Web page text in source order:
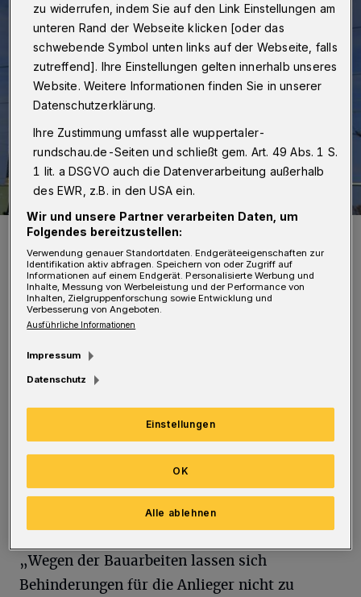
Symbolbild.
Foto: Reginal
Z uerst werden beschädigte
Asphaltbereiche abgefräst und
reguliert. Anschließend wird der Abschnitt mit
Arbeiten dauern voraussichtlich zwei Tage,
wenn das Wetter mitspielt.
„Wegen der Bauarbeiten lassen sich
Behinderungen für die Anlieger nicht zu
zu widerrufen, indem Sie auf den Link Einstellungen am
unteren Rand der Webseite klicken [oder das
schwebende Symbol unten links auf der Webseite, falls
zutreffend]. Ihre Einstellungen gelten innerhalb unseres
Website. Weitere Informationen finden Sie in unserer
Datenschutzerklärung.
Ihre Zustimmung umfasst alle wuppertaler-
rundschau.de-Seiten und schließt gem. Art. 49 Abs. 1 S.
1 lit. a DSGVO auch die Datenverarbeitung außerhalb
des EWR, z.B. in den USA ein.
Wir und unsere Partner verarbeiten Daten, um
Folgendes bereitzustellen:
Verwendung genauer Standortdaten. Endgeräteeigenschaften zur
Identifikation aktiv abfragen. Speichern von oder Zugriff auf
Informationen auf einem Endgerät. Personalisierte Werbung und
Inhalte, Messung von Werbeleistung und der Performance von
Inhalten, Zielgruppenforschung sowie Entwicklung und
Verbesserung von Angeboten.
Ausführliche Informationen
Impressum
Datenschutz
Einstellungen
Alle ablehnen
OK